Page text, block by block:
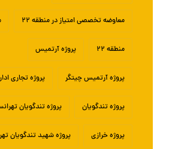
معاوضه تخصصی امتیاز در منطقه ۲۲
منطقه ۲۲ پروژه آرتمیس
پروژه آرتمیس چیتگر پروژه تجاری
پروژه تندگویان پروژه تندگویان
پروژه خرازی پروژه شهید تندگویان